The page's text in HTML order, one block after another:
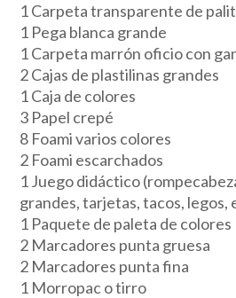
1 Carpeta transparente de
1 Pega blanca grande
1 Carpeta marrón oficio con
2 Cajas de plastilinas grandes
1 Caja de colores
3 Papel crepé
8 Foami varios colores
2 Foami escarchados
1 Juego didáctico
grandes, tarjetas, tacos, legos,
1 Paquete de paleta de colores
2 Marcadores punta gruesa
2 Marcadores punta fina
1 Morropac o tirro